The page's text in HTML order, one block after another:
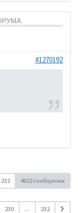
#1270192
232 4622 сообщения
230 … 232